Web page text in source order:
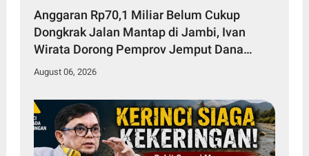
Anggaran Rp70,1 Miliar Belum Cukup
Dongkrak Jalan Mantap di Jambi, Ivan
Wirata Dorong Pemprov Jemput Dana
Pusat
August 06, 2026